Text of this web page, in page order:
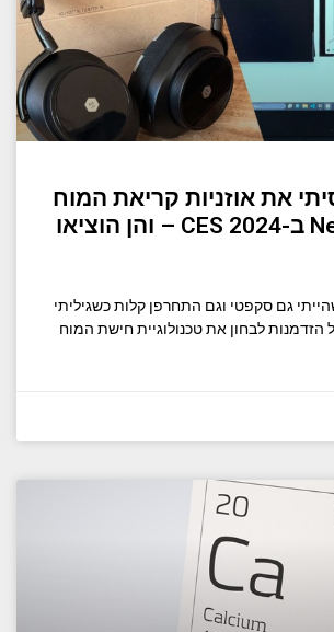
את אוזניות קריאת המוח
של Neurable ב-CES 2024 – והן הוציאו
גם סקפטי וגם התחרפן קלות כשגיליתי
הזדמנות לבחון את טכנולוגיית חישת המוח